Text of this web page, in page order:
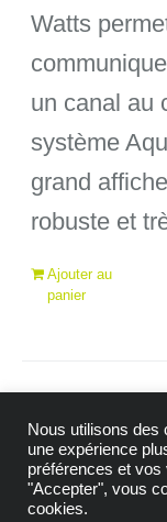
Watts
un canal au
système
grand
robuste et
Ajouter au
panier
© Copyright
Nous utilisons des
une expérience
préférences et
"Accepter", vous
cookies.